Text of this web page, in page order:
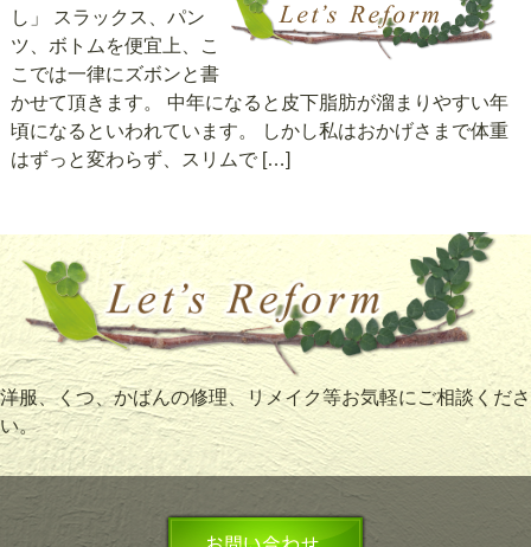
し」 スラックス、パン
ツ、ボトムを便宜上、こ
こでは一律にズボンと書
かせて頂きます。 中年になると皮下脂肪が溜まりやすい年
頃になるといわれています。 しかし私はおかげさまで体重
はずっと変わらず、スリムで […]
洋服、くつ、かばんの修理、リメイク等お気軽にご相談くださ
い。